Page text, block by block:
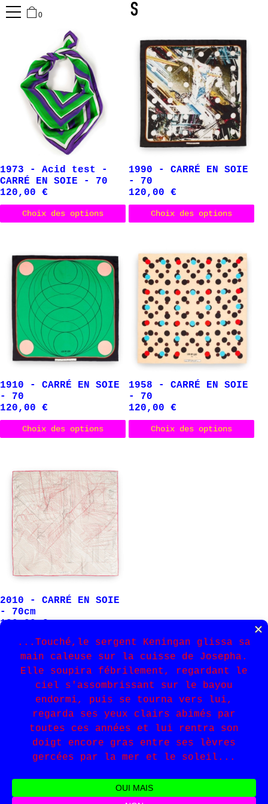
0
1973 - Acid test -
CARRÉ EN SOIE - 70
120,00 €
Choix des options Ce produit a plusieurs
1990 - CARRÉ EN SOIE
- 70
120,00€
Choix des options
1910 - CARRÉ EN SOIE
- 70
120,00 €
Choix des options Ce produit a plusieurs
1958 - CARRÉ EN SOIE
- 70
120,00€
Choix des options
2010 - CARRÉ EN SOIE
- 70cm
120,00€
Choix des options Ce produit a plusieurs
INFORMATIONS LÉGAL
retours
Mentions légales